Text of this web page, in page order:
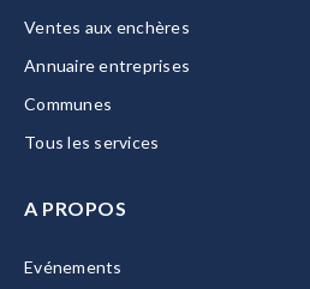
Ventes aux enchères
Annuaire entreprises
Communes
Tous les services
A PROPOS
Evénements